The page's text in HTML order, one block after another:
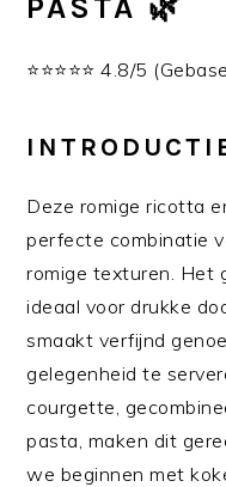
⭐⭐⭐⭐⭐ 4.8/5
Deze romige ricotta
perfecte combinatie
romige texturen. Het
ideaal voor drukke
smaakt verfijnd
gelegenheid te
courgette,
pasta, maken dit
we beginnen met